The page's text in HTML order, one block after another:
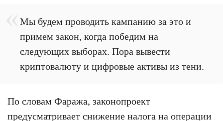
Мы будем проводить кампанию за это и
примем закон, когда победим на
следующих выборах. Пора вывести
криптовалюту и цифровые активы из тени.
По словам Фаража, законопроект
предусматривает снижение налога на операции